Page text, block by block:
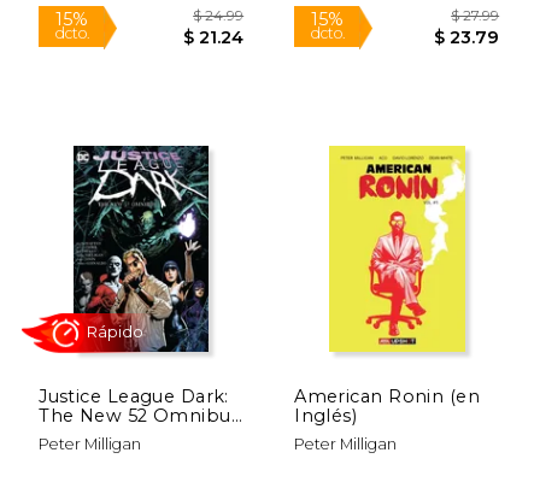
15%
dcto. $ 21.24
15%
dcto.
Justice League Dark:
The New 52 Omnibus
(en Inglés)
Peter Milligan
American Ronin (en
Inglés)
Peter Milligan